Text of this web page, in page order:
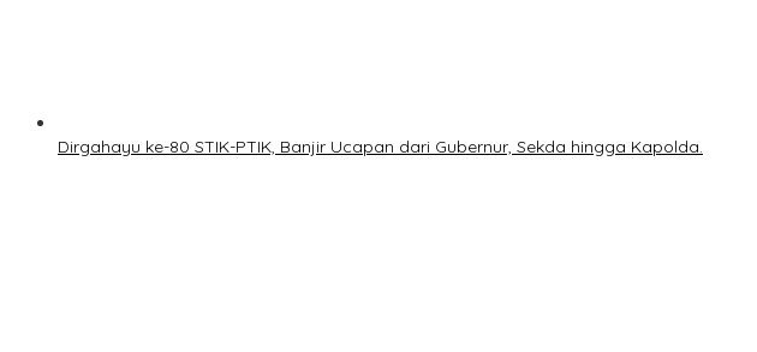
Dirgahayu ke-80 STIK-PTIK, Banjir Ucapan dari Gubernur, Sekda hingga Kapolda.